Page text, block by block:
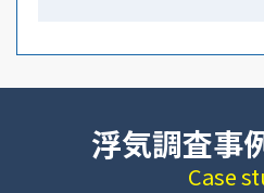
浮気調査事
Case